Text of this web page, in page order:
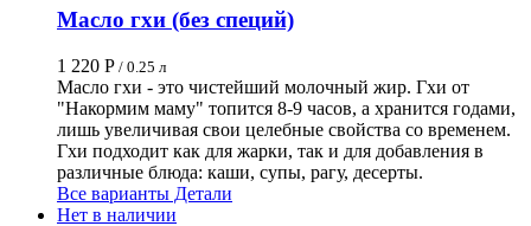
Масло гхи (без специй)
1 220 Р / 0.25 л
Масло гхи - это чистейший молочный жир. Гхи от
"Накормим маму" топится 8-9 часов, а хранится годами,
лишь увеличивая свои целебные свойства со временем.
Гхи подходит как для жарки, так и для добавления в
различные блюда: каши, супы, рагу, десерты.
Все варианты Детали
Нет в наличии